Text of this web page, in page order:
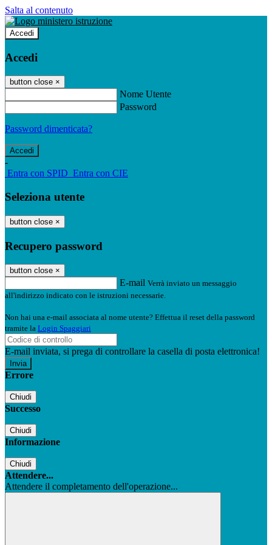
Salta al contenuto
Accedi
Accedi
button close ×
Nome Utente
Password
Password dimenticata?
-
Entra con SPID Entra con CIE
Seleziona utente
button close ×
Recupero password
button close ×
E-mail Verrà inviato un messaggio
all'indirizzo indicato con le istruzioni necessarie.
Non hai una e-mail associata al nome utente? Effettua il reset della password
tramite la Login Spaggiari
E-mail inviata, si prega di controllare la casella di posta elettronica!
Errore
Chiudi
Successo
Chiudi
Informazione
Chiudi
Attendere...
Attendere il completamento dell'operazione...